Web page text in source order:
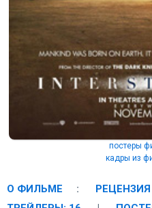
постеры
кадры из
О ФИЛЬМЕ : РЕЦЕНЗИЯ